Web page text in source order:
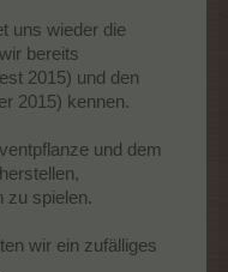
uns wieder die
bereits
2015) und den
2015) kennen.
und dem
zu spielen.
wir ein zufälliges